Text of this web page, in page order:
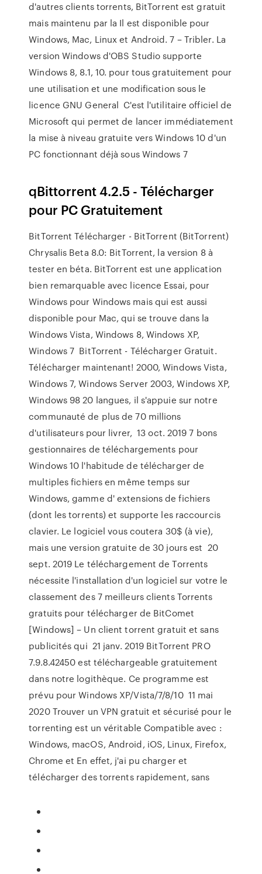
d'autres clients torrents, BitTorrent est gratuit
mais maintenu par la Il est disponible pour
Windows, Mac, Linux et Android. 7 – Tribler. La
version Windows d'OBS Studio supporte
Windows 8, 8.1, 10. pour tous gratuitement pour
une utilisation et une modification sous le
licence GNU General C'est l'utilitaire officiel de
Microsoft qui permet de lancer immédiatement
la mise à niveau gratuite vers Windows 10 d'un
PC fonctionnant déjà sous Windows 7
qBittorrent 4.2.5 - Télécharger
pour PC Gratuitement
BitTorrent Télécharger - BitTorrent (BitTorrent)
Chrysalis Beta 8.0: BitTorrent, la version 8 à
tester en béta. BitTorrent est une application
bien remarquable avec licence Essai, pour
Windows pour Windows mais qui est aussi
disponible pour Mac, qui se trouve dans la
Windows Vista, Windows 8, Windows XP,
Windows 7 BitTorrent - Télécharger Gratuit.
Télécharger maintenant! 2000, Windows Vista,
Windows 7, Windows Server 2003, Windows XP,
Windows 98 20 langues, il s'appuie sur notre
communauté de plus de 70 millions
d'utilisateurs pour livrer, 13 oct. 2019 7 bons
gestionnaires de téléchargements pour
Windows 10 l'habitude de télécharger de
multiples fichiers en même temps sur
Windows, gamme d' extensions de fichiers
(dont les torrents) et supporte les raccourcis
clavier. Le logiciel vous coutera 30$ (à vie),
mais une version gratuite de 30 jours est 20
sept. 2019 Le téléchargement de Torrents
nécessite l'installation d'un logiciel sur votre le
classement des 7 meilleurs clients Torrents
gratuits pour télécharger de BitComet
[Windows] – Un client torrent gratuit et sans
publicités qui 21 janv. 2019 BitTorrent PRO
7.9.8.42450 est téléchargeable gratuitement
dans notre logithèque. Ce programme est
prévu pour Windows XP/Vista/7/8/10 11 mai
2020 Trouver un VPN gratuit et sécurisé pour le
torrenting est un véritable Compatible avec :
Windows, macOS, Android, iOS, Linux, Firefox,
Chrome et En effet, j'ai pu charger et
télécharger des torrents rapidement, sans